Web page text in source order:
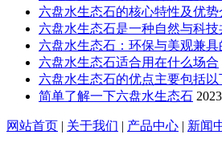
六盘水生态石的核心特性及优势
六盘水生态石是一种自然与科
六盘水生态石：环保与美观兼
六盘水生态石适合用在什么场合
六盘水生态石的优点主要包括
简单了解一下六盘水生态石
网站首页 | 关于我们 | 产品中心 | 新闻